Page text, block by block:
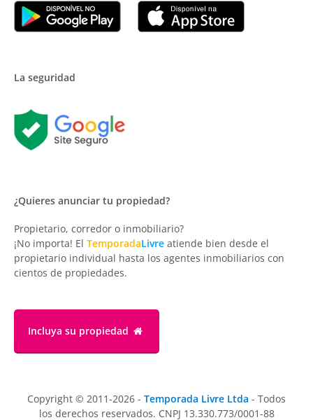
La seguridad
¿Quieres anunciar tu propiedad?
Propietario, corredor o inmobiliario?
¡No importa! El TemporadaLivre atiende bien desde el
propietario individual hasta los agentes inmobiliarios con
cientos de propiedades.
Incluya su propiedad
Copyright © 2011-2026 - Temporada Livre Ltda - Todos
los derechos reservados. CNPJ 13.330.773/0001-88